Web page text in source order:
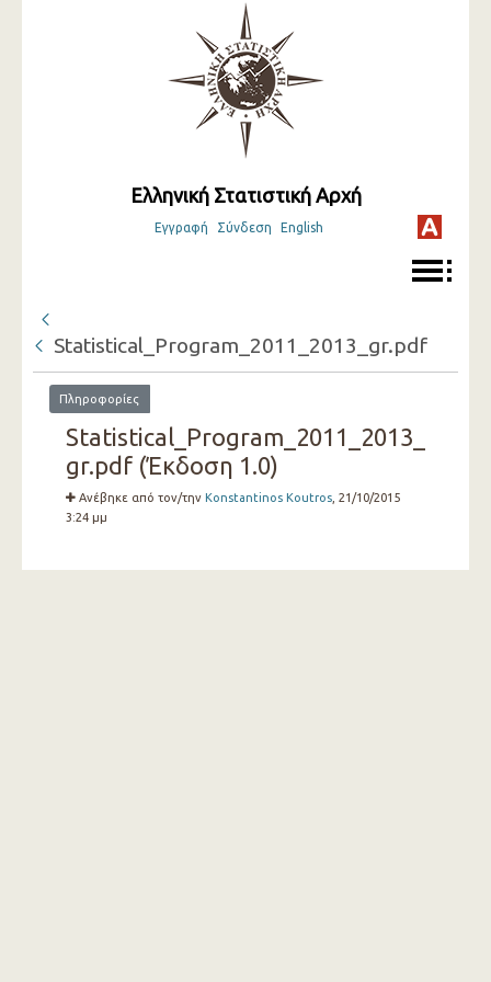
Ελληνική Στατιστική Αρχή
Εγγραφή Σύνδεση English
Statistical_Program_2011_2013_gr.pdf
Πληροφορίες
Statistical_Program_2011_2013_
gr.pdf (Έκδοση 1.0)
Ανέβηκε από τον/την Konstantinos Koutros, 21/10/2015
3:24 μμ